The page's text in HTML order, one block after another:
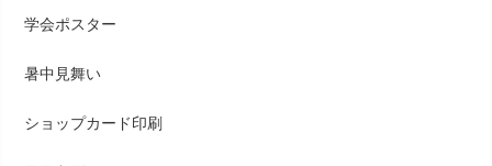
学会ポスター
暑中見舞い
ショップカード印刷